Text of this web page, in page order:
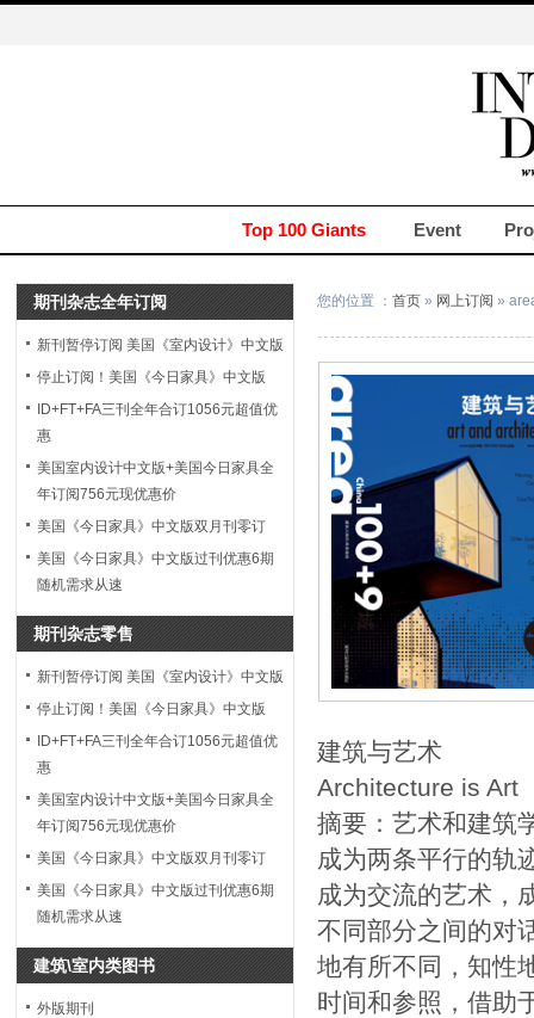
Top 100 Giants Event
期刊杂志全年订阅
新刊暂停订阅 美国《室内设计》中文版
停止订阅！美国《今日家具》中文版
ID+FT+FA三刊全年合订1056元超值优
惠
美国室内设计中文版+美国今日家具全
年订阅756元现优惠价
美国《今日家具》中文版双月刊零订
美国《今日家具》中文版过刊优惠6期
随机需求从速
期刊杂志零售
新刊暂停订阅 美国《室内设计》中文版
停止订阅！美国《今日家具》中文版
ID+FT+FA三刊全年合订1056元超值优
惠
美国室内设计中文版+美国今日家具全
年订阅756元现优惠价
美国《今日家具》中文版双月刊零订
美国《今日家具》中文版过刊优惠6期
随机需求从速
建筑\室内类图书
外版期刊
您的位置 ：首页 » 网上订阅 »
建筑与艺术
Architecture is Art
摘要：艺术和建筑
成为两条平行的轨
成为交流的艺术，
不同部分之间的对
地有所不同，知性
时间和参照，借助